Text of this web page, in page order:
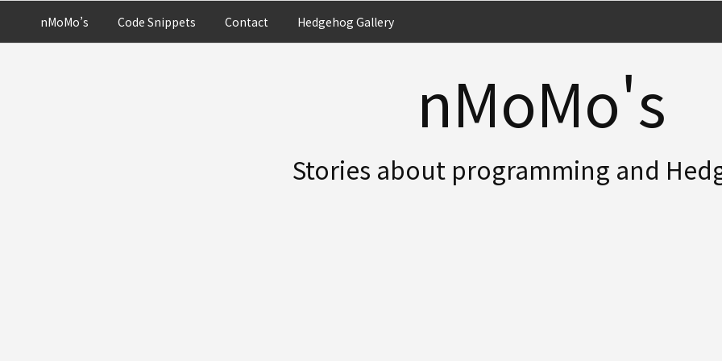
nMoMo’s Code Snippets Contact Hedgehog Gallery
nMoMo's
Stories about programming and